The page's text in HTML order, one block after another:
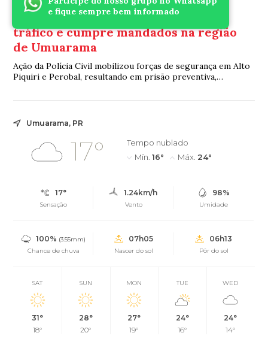
e fique sempre bem informado
Operação Cascata fecha o cerco ao
tráfico e cumpre mandados na região
de Umuarama
Ação da Polícia Civil mobilizou forças de segurança em Alto
Piquiri e Perobal, resultando em prisão preventiva,
Umuarama, PR
17°
Tempo nublado
Mín. 16° Máx. 24°
17°
Sensação
1.24km/h
Vento
98%
Umidade
100% (3.55mm)
Chance de chuva
07h05
Nascer do sol
06h13
Pôr do sol
SAT
31°
18°
SUN
28°
20°
MON
27°
19°
TUE
24°
16°
WED
24°
14°